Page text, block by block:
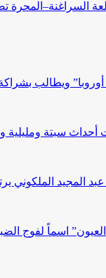
السراغنة–المحرة
ويطالب
أحداث سبتة ومليلية
المجيد الملكوني
اسماً لفوج